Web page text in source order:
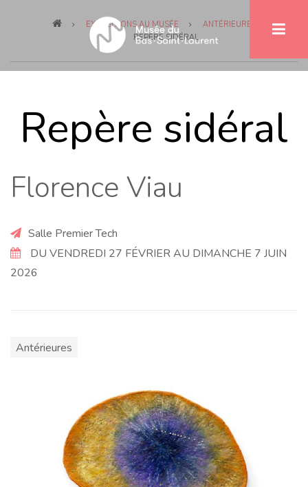
principal
EXPOSITIONS AU MUSÉE
ANTÉRIEURES
REPÈRE SIDÉRAL
Repère sidéral
Florence Viau
Salle Premier Tech
DU VENDREDI 27 FÉVRIER AU DIMANCHE 7 JUIN
2026
Antérieures